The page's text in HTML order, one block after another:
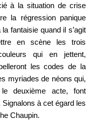
à la situation de crise
la régression panique
fantaisie quand il s’agit
en scène les trois
qui en jettent,
les codes de la
myriades de néons qui,
deuxième acte, font
à cet égard les
Chaupin.